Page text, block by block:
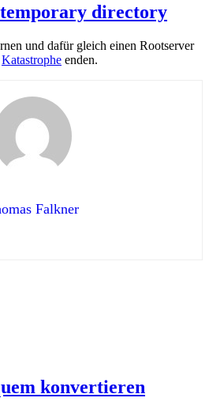
directory
und dafür gleich einen Rootserver
Katastrophe enden.
Falkner
konvertieren